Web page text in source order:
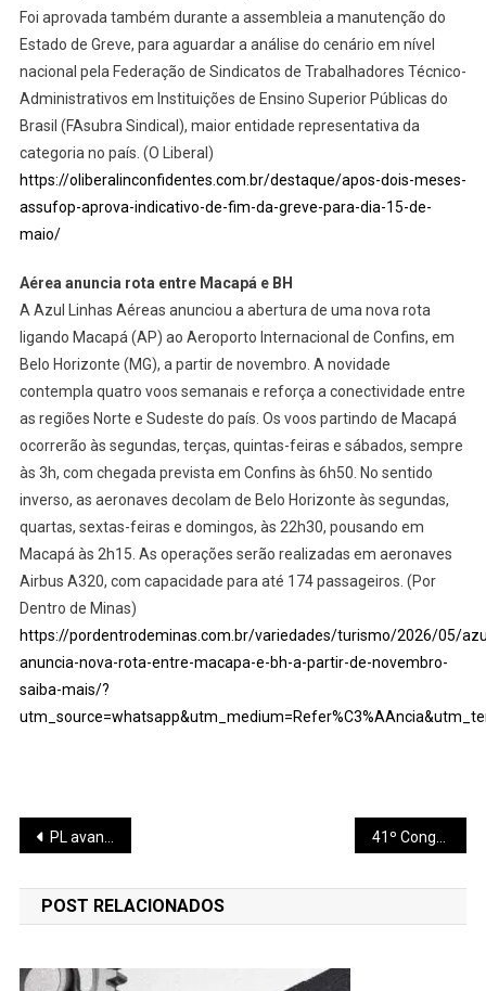
Foi aprovada também durante a assembleia a manutenção do
Estado de Greve, para aguardar a análise do cenário em nível
nacional pela Federação de Sindicatos de Trabalhadores Técnico-
Administrativos em Instituições de Ensino Superior Públicas do
Brasil (FAsubra Sindical), maior entidade representativa da
categoria no país. (O Liberal)
https://oliberalinconfidentes.com.br/destaque/apos-dois-meses-
assufop-aprova-indicativo-de-fim-da-greve-para-dia-15-de-
maio/
Aérea anuncia rota entre Macapá e BH
A Azul Linhas Aéreas anunciou a abertura de uma nova rota
ligando Macapá (AP) ao Aeroporto Internacional de Confins, em
Belo Horizonte (MG), a partir de novembro. A novidade
contempla quatro voos semanais e reforça a conectividade entre
as regiões Norte e Sudeste do país. Os voos partindo de Macapá
ocorrerão às segundas, terças, quintas-feiras e sábados, sempre
às 3h, com chegada prevista em Confins às 6h50. No sentido
inverso, as aeronaves decolam de Belo Horizonte às segundas,
quartas, sextas-feiras e domingos, às 22h30, pousando em
Macapá às 2h15. As operações serão realizadas em aeronaves
Airbus A320, com capacidade para até 174 passageiros. (Por
Dentro de Minas)
https://pordentrodeminas.com.br/variedades/turismo/2026/05/
anuncia-nova-rota-entre-macapa-e-bh-a-partir-de-novembro-
saiba-mais/?
Navegação
de
Post
PL avança para lançar dobradinha 'Flávio e Flávio' em Minas e pressiona Cleitinho a recuar
POST RELACIONADOS